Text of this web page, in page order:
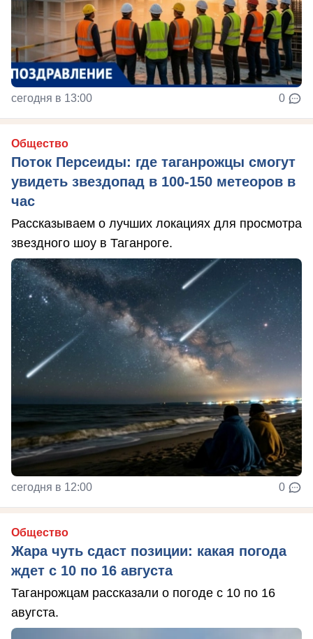
сегодня в 13:00 0
Общество
Поток Персеиды: где таганрожцы смогут
увидеть звездопад в 100-150 метеоров в
час
Рассказываем о лучших локациях для просмотра
звездного шоу в Таганроге.
сегодня в 12:00 0
Общество
Жара чуть сдаст позиции: какая погода
ждет с 10 по 16 августа
Таганрожцам рассказали о погоде с 10 по 16
авугста.